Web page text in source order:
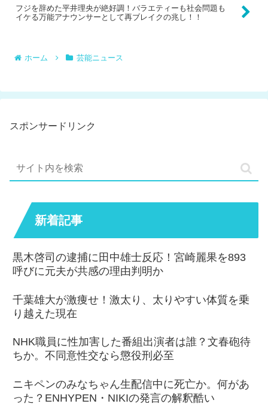
フジを辞めた平井理央が絶好調！バラエティーも社会問題も
イケる万能アナウンサーとして再ブレイクの兆し！！
ホーム 芸能ニュース
スポンサードリンク
新着記事
黒木啓司の逮捕に田中雄士反応！宮崎麗果を893
呼びに元夫が共感の理由判明か
千葉雄大が激痩せ！激太り、太りやすい体質を乗
り越えた現在
NHK職員に性加害した番組出演者は誰？文春砲待
ちか。不同意性交なら懲役刑必至
ニキペンのみなちゃん生配信中に死亡か。何があ
った？ENHYPEN・NIKIの発言の解釈酷い